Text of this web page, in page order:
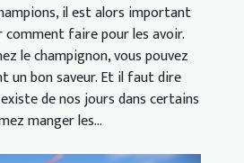
il est alors important
comment faire pour les avoir.
le champignon, vous pouvez
un bon saveur. Et il faut dire
de nos jours dans certains
manger les...